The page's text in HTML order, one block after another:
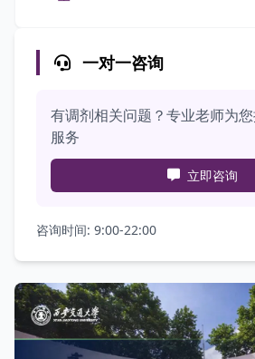
一对一咨询
有调剂相关问题？专业老师为
服务
立即咨询
咨询时间: 9:00-22:00